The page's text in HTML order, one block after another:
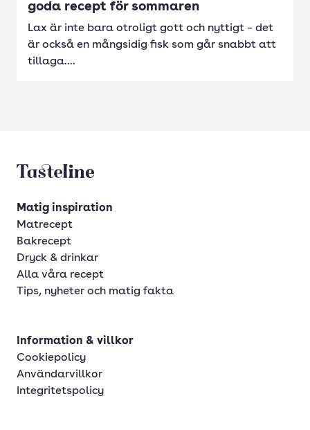
goda recept för sommaren
Lax är inte bara otroligt gott och nyttigt – det
är också en mångsidig fisk som går snabbt att
tillaga....
Tasteline startsida
Matig inspiration
Matrecept
Bakrecept
Dryck & drinkar
Alla våra recept
Tips, nyheter och matig fakta
Information & villkor
Cookiepolicy
Användarvillkor
Integritetspolicy